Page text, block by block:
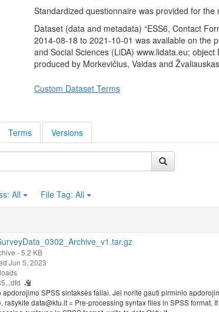
Standardized questionnaire was provided for
Dataset (data and metadata) “ESS6, Contact
2014-08-18 to 2021-10-01 was available on the
and Social Sciences (LiDA) www.lidata.eu;
produced by Morkevičius, Vaidas and
Custom Dataset Terms
Terms Versions
All File Tag: All
- 5.2 KB
Jun 5, 2023
apdorojimo SPSS sintaksės failai. Jei norite gauti pirminio
rašykite data@ktu.lt = Pre-processing syntax files in SPSS format.